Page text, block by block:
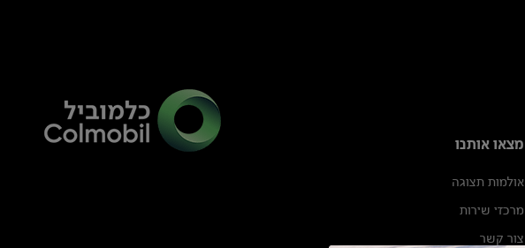
מצאו אותנו
אולמות תצוגה
מרכזי שירות
צור קשר